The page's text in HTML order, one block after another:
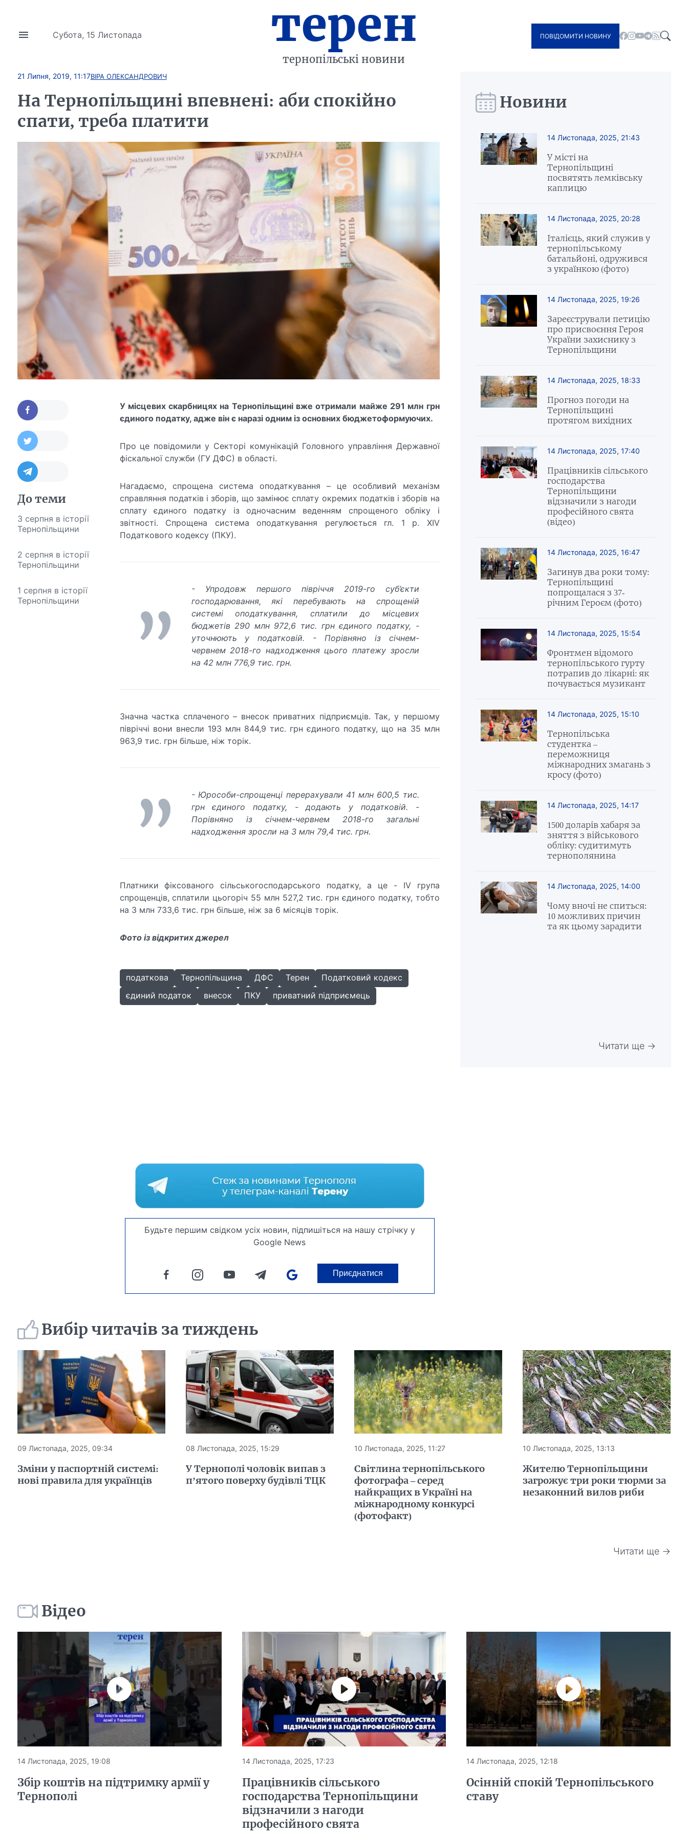
Субота, 15 Листопада терен
тернопільські новини
ПОВІДОМИТИ НОВИНУ
21 Липня, 2019, 11:17ВІРА ОЛЕКСАНДРОВИЧ
На Тернопільщині впевнені: аби спокійно
спати, треба платити
До теми
3 серпня в історії
Тернопільщини
2 серпня в історії
Тернопільщини
1 серпня в історії
Тернопільщини
У місцевих скарбницях на Тернопільщині вже отримали майже 291 млн грн
єдиного податку, адже він є наразі одним із основних бюджетоформуючих.
Про це повідомили у Секторі комунікацій Головного управління Державної
фіскальної служби (ГУ ДФС) в області.
Нагадаємо, спрощена система оподаткування – це особливий механізм
справляння податків і зборів, що замінює сплату окремих податків і зборів на
сплату єдиного податку із одночасним веденням спрощеного обліку і
звітності. Спрощена система оподаткування регулюється гл. 1 р. XIV
Податкового кодексу (ПКУ).
- Упродовж першого півріччя 2019-го суб’єкти
господарювання, які перебувають на спрощеній
системі оподаткування, сплатили до місцевих
бюджетів 290 млн 972,6 тис. грн єдиного податку, -
уточнюють у податковій. - Порівняно із січнем-
червнем 2018-го надходження цього платежу зросли
на 42 млн 776,9 тис. грн.
Значна частка сплаченого – внесок приватних підприємців. Так, у першому
півріччі вони внесли 193 млн 844,9 тис. грн єдиного податку, що на 35 млн
963,9 тис. грн більше, ніж торік.
- Юрособи-спрощенці перерахували 41 млн 600,5 тис.
грн єдиного податку, - додають у податковій. -
Порівняно із січнем-червнем 2018-го загальні
надходження зросли на 3 млн 79,4 тис. грн.
Платники фіксованого сільськогосподарського податку, а це - IV група
спрощенців, сплатили цьогоріч 55 млн 527,2 тис. грн єдиного податку, тобто
на 3 млн 733,6 тис. грн більше, ніж за 6 місяців торік.
Фото із відкритих джерел
податкова Тернопільщина ДФС Терен
Податковий кодекс
єдиний податок
внесок ПКУ приватний підприємець
Будьте першим свідком усіх новин, підпишіться на нашу стрічку у
Google News
Приєднатися
Новини
14 Листопада, 2025, 21:43
У місті на
Тернопільщині
посвятять лемківську
каплицю
14 Листопада, 2025, 20:28
Італієць, який служив у
тернопільському
батальйоні, одружився
з українкою (фото)
14 Листопада, 2025, 19:26
Зареєстрували петицію
про присвоєння Героя
України захиснику з
Тернопільщини
14 Листопада, 2025, 18:33
Прогноз погоди на
Тернопільщині
протягом вихідних
14 Листопада, 2025, 17:40
Працівників сільського
господарства
Тернопільщини
відзначили з нагоди
професійного свята
(відео)
14 Листопада, 2025, 16:47
Загинув два роки тому:
Тернопільщині
попрощалася з 37-
річним Героєм (фото)
14 Листопада, 2025, 15:54
Фронтмен відомого
тернопільського гурту
потрапив до лікарні: як
почувається музикант
14 Листопада, 2025, 15:10
Тернопільська
студентка –
переможниця
міжнародних змагань з
кросу (фото)
14 Листопада, 2025, 14:17
1500 доларів хабаря за
зняття з військового
обліку: судитимуть
тернополянина
14 Листопада, 2025, 14:00
Чому вночі не спиться:
10 можливих причин
та як цьому зарадити
Читати ще →
Вибір читачів за тиждень
09 Листопада, 2025, 09:34
Зміни у паспортній системі:
нові правила для українців
08 Листопада, 2025, 15:29
У Тернополі чоловік випав з
п’ятого поверху будівлі ТЦК
10 Листопада, 2025, 11:27
Світлина тернопільського
фотографа – серед
найкращих в Україні на
міжнародному конкурсі
(фотофакт)
10 Листопада, 2025, 13:13
Жителю Тернопільщини
загрожує три роки тюрми за
незаконний вилов риби
Читати ще →
Відео
14 Листопада, 2025, 19:08
Збір коштів на підтримку армії у
Тернополі
14 Листопада, 2025, 17:23
Працівників сільського
господарства Тернопільщини
відзначили з нагоди
професійного свята
14 Листопада, 2025, 12:18
Осінній спокій Тернопільського
ставу